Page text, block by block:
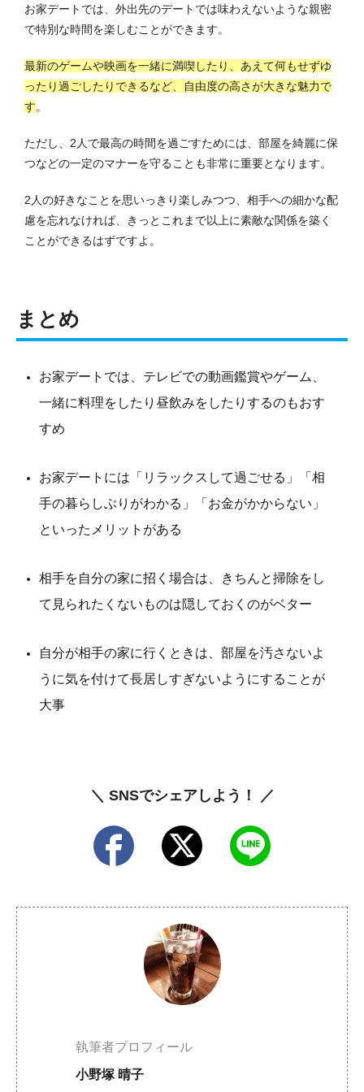
お家デートでは、外出先のデートでは味わえないような親密
で特別な時間を楽しむことができます。
最新のゲームや映画を一緒に満喫したり、あえて何もせずゆ
ったり過ごしたりできるなど、自由度の高さが大きな魅力で
す。
ただし、2人で最高の時間を過ごすためには、部屋を綺麗に保
つなどの一定のマナーを守ることも非常に重要となります。
2人の好きなことを思いっきり楽しみつつ、相手への細かな配
慮を忘れなければ、きっとこれまで以上に素敵な関係を築く
ことができるはずですよ。
まとめ
お家デートでは、テレビでの動画鑑賞やゲーム、
一緒に料理をしたり昼飲みをしたりするのもおす
すめ
お家デートには「リラックスして過ごせる」「相
手の暮らしぶりがわかる」「お金がかからない」
といったメリットがある
相手を自分の家に招く場合は、きちんと掃除をし
て見られたくないものは隠しておくのがベター
自分が相手の家に行くときは、部屋を汚さないよ
うに気を付けて長居しすぎないようにすることが
大事
＼ SNSでシェアしよう！ ／
執筆者プロフィール
小野塚 晴子